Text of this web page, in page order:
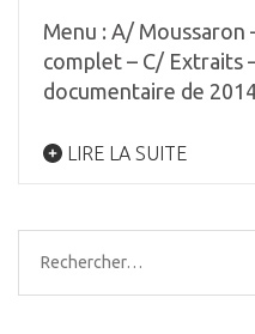
Menu : A/ Moussaron
complet – C/ Extraits
documentaire de
LIRE LA SUITE
Rechercher :